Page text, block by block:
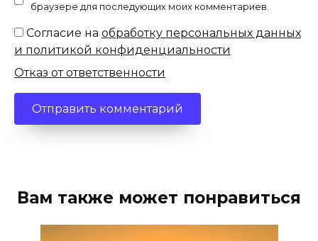
браузере для последующих моих комментариев.
Согласие на обработку персональных данных
и политикой конфиденциальности
Отказ от ответственности
Вам также может понравиться